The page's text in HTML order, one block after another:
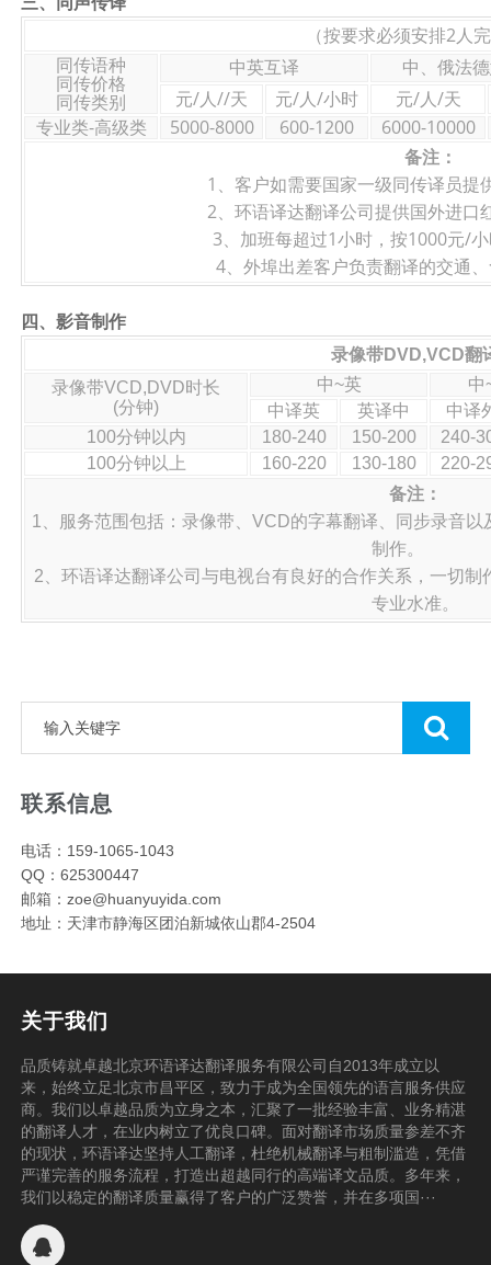
（按要求必须安排2人
同传语种
同传价格
同传类别
中英互译
中、俄法
元/人//天
元/人/小时
元/人/天
专业类-高级类
5000-8000 600-1200
6000-10000
备注：
1、客户如需要国家一级同传译员提供服
2、环语译达翻译公司提供国外进口红外
3、加班每超过1小时，按1000元/
4、外埠出差客户负责翻译的交通
四、影音制作
录像带DVD,VCD翻
录像带VCD,DVD时长
(分钟)
中~英
中
中译英
英译中
中译
100分钟以内
180-240 150-200
240-
100分钟以上
160-220 130-180
220-
备注：
1、服务范围包括：录像带、VCD的字幕翻译、同步录音
制作。
2、环语译达翻译公司与电视台有良好的合作关系，一切
专业水准。
联系信息
电话：159-1065-1043
QQ：625300447
邮箱：zoe@huanyuyida.com
地址：天津市静海区团泊新城依山郡4-2504
关于我们
品质铸就卓越北京环语译达翻译服务有限公司自2013年成立以
来，始终立足北京市昌平区，致力于成为全国领先的语言服务供应
商。我们以卓越品质为立身之本，汇聚了一批经验丰富、业务精湛
的翻译人才，在业内树立了优良口碑。面对翻译市场质量参差不齐
的现状，环语译达坚持人工翻译，杜绝机械翻译与粗制滥造，凭借
严谨完善的服务流程，打造出超越同行的高端译文品质。多年来，
我们以稳定的翻译质量赢得了客户的广泛赞誉，并在多项国···